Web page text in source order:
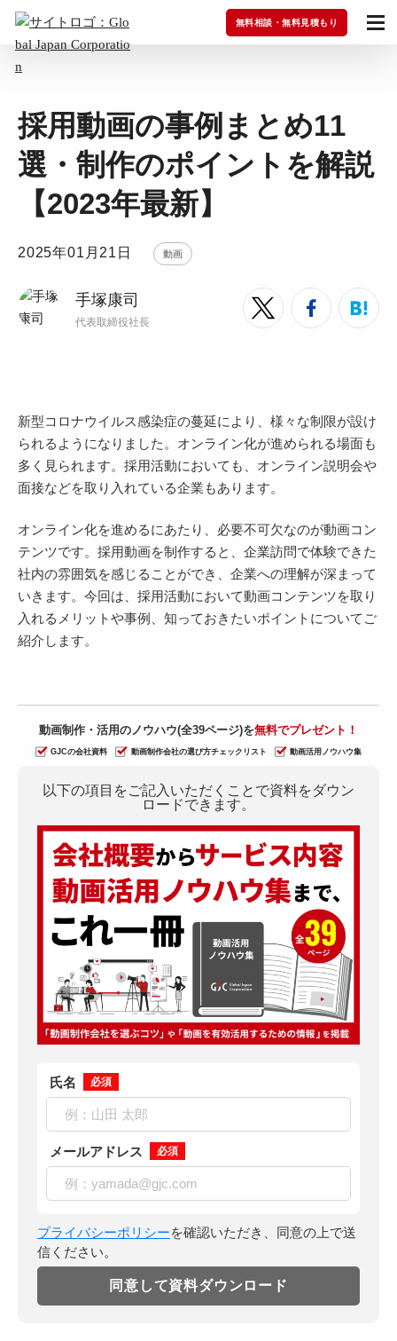
無料相談・無料見積もり
採用動画の事例まとめ11
選・制作のポイントを解説
【2023年最新】
2025年01月21日 動画
手塚康司
代表取締役社長
新型コロナウイルス感染症の蔓延により、様々な制限が設け
られるようになりました。オンライン化が進められる場面も
多く見られます。採用活動においても、オンライン説明会や
面接などを取り入れている企業もあります。
オンライン化を進めるにあたり、必要不可欠なのが動画コン
テンツです。採用動画を制作すると、企業訪問で体験できた
社内の雰囲気を感じることができ、企業への理解が深まって
いきます。今回は、採用活動において動画コンテンツを取り
入れるメリットや事例、知っておきたいポイントについてご
紹介します。
動画制作・活用のノウハウ(全39ページ)を無料でプレゼント！
GJCの会社資料 動画制作会社の選び方チェックリスト 動画活用ノウハウ集
以下の項目をご記入いただくことで資料をダウン
ロードできます。
氏名 必須
メールアドレス 必須
プライバシーポリシーを確認いただき、同意の上で送
信ください。